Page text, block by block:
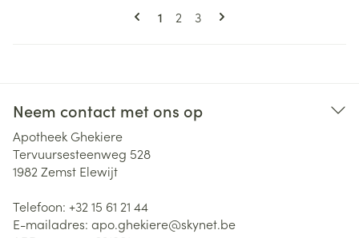
Pagina's
U lees momenteel pagina
1 Pagina
2 Pagina
3
Neem contact met ons op
Apotheek Ghekiere
Tervuursesteenweg 528
1982 Zemst Elewijt
Telefoon: +32 15 61 21 44
E-mailadres: apo.ghekiere@skynet.be